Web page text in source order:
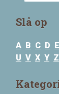
Slå op
A B C D E
U V X Y Z